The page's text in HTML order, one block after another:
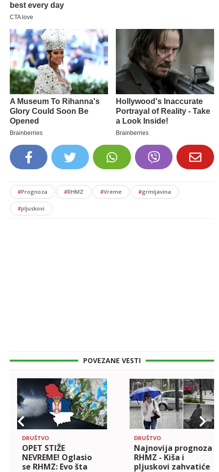
#Prognoza #RHMZ #Vreme #grmljavina
#pljuskovi
POVEZANE VESTI
DRUŠTVO
OPET STIŽE
NEVREME! Oglasio
se RHMZ: Evo šta
DRUŠTVO
Najnovija prognoza
RHMZ - Kiša i
pljuskovi zahvatiće